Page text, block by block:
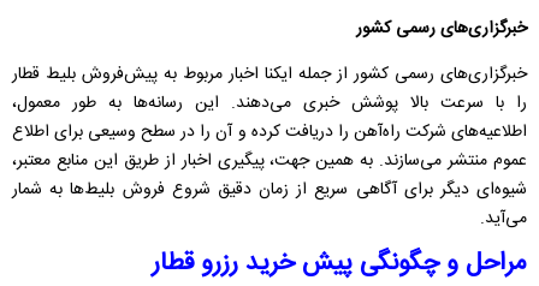
خبرگزاری‌های رسمی کشور
خبرگزاری‌های رسمی کشور از جمله ایکنا اخبار مربوط به پیش‌فروش بلیط قطار
را با سرعت بالا پوشش خبری می‌دهند. این رسانه‌ها به طور معمول،
اطلاعیه‌های شرکت راه‌آهن را دریافت کرده و آن را در سطح وسیعی برای اطلاع
عموم منتشر می‌سازند. به همین جهت، پیگیری اخبار از طریق این منابع معتبر،
شیوه‌ای دیگر برای آگاهی سریع از زمان دقیق شروع فروش بلیط‌ها به شمار
می‌آید.
مراحل و چگونگی پیش خرید رزرو قطار